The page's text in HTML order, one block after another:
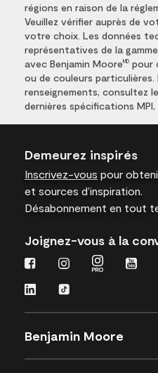
régions en raison de la
Veuillez vérifier auprès de
votre choix. Les données
représentatives de la
avec Benjamin Moore MD pour
ou de couleurs particulières.
renseignements, consultez
dernières spécifications
Demeurez inspirés
Inscrivez-vous pour
et sources d’inspiration.
Désabonnement en tout
Joignez-vous à la
Benjamin Moore